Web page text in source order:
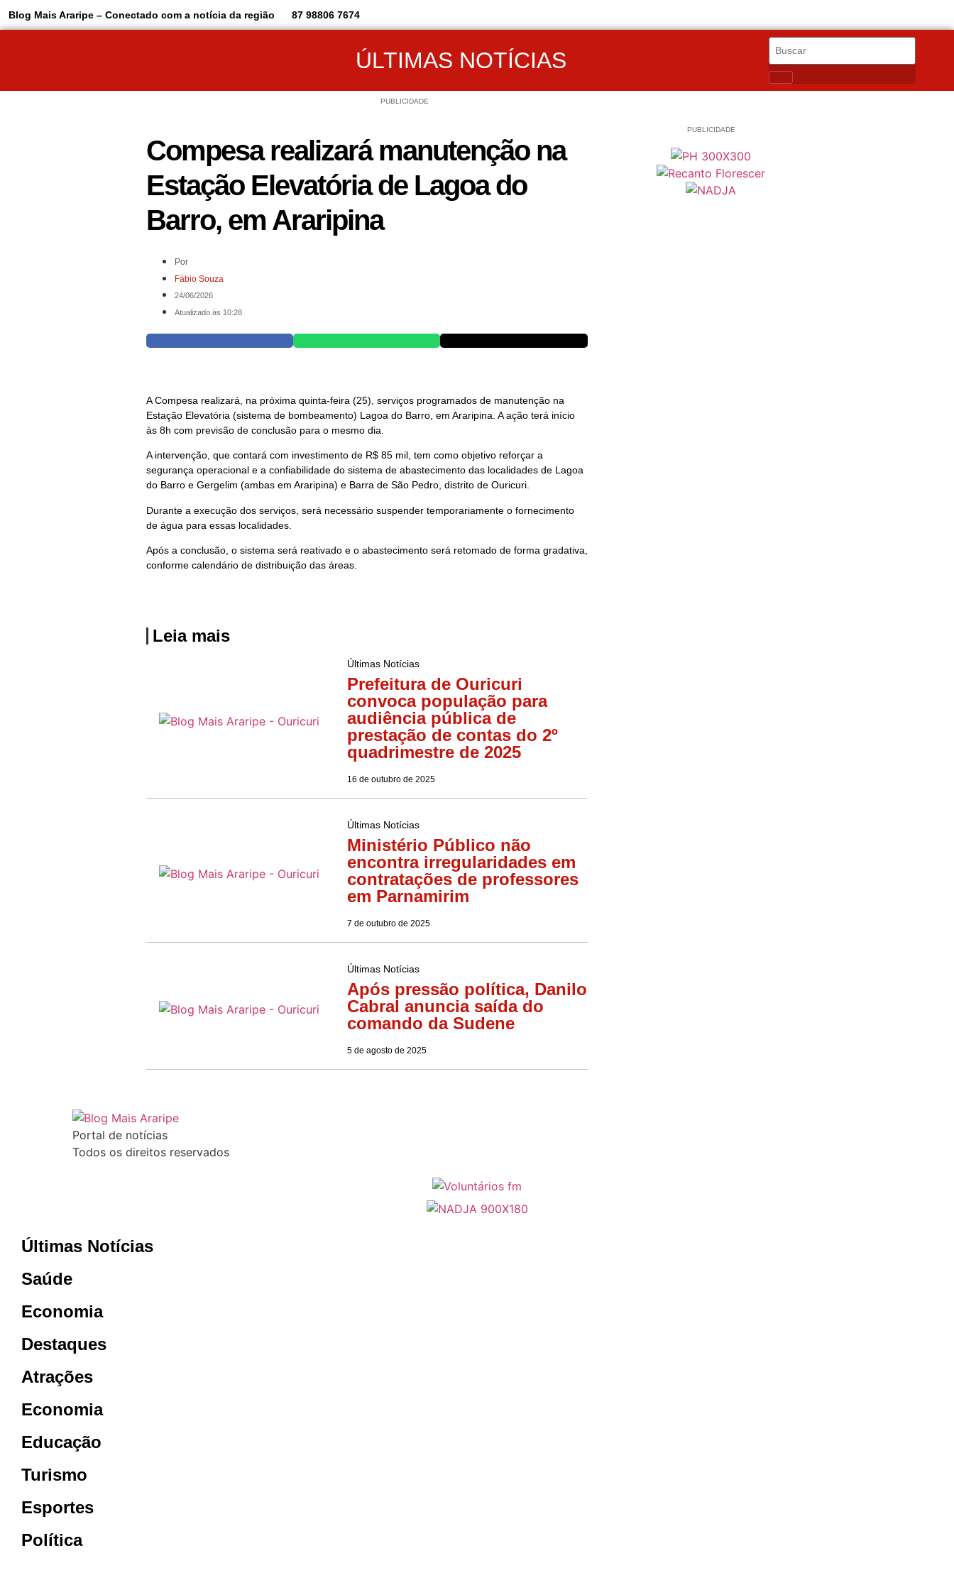
Blog Mais Araripe – Conectado com a notícia da região 87 98806 7674
ÚLTIMAS NOTÍCIAS
PUBLICIDADE
Compesa realizará manutenção na
Estação Elevatória de Lagoa do
Barro, em Araripina
Por
Fábio Souza
24/06/2026
Atualizado às 10:28
A Compesa realizará, na próxima quinta-feira (25), serviços programados de manutenção na
Estação Elevatória (sistema de bombeamento) Lagoa do Barro, em Araripina. A ação terá início
às 8h com previsão de conclusão para o mesmo dia.
A intervenção, que contará com investimento de R$ 85 mil, tem como objetivo reforçar a
segurança operacional e a confiabilidade do sistema de abastecimento das localidades de Lagoa
do Barro e Gergelim (ambas em Araripina) e Barra de São Pedro, distrito de Ouricuri.
Durante a execução dos serviços, será necessário suspender temporariamente o fornecimento
de água para essas localidades.
Após a conclusão, o sistema será reativado e o abastecimento será retomado de forma gradativa,
conforme calendário de distribuição das áreas.
Leia mais
Últimas Notícias
Prefeitura de Ouricuri
convoca população para
audiência pública de
prestação de contas do 2º
quadrimestre de 2025
16 de outubro de 2025
Últimas Notícias
Ministério Público não
encontra irregularidades em
contratações de professores
em Parnamirim
7 de outubro de 2025
Últimas Notícias
Após pressão política, Danilo
Cabral anuncia saída do
comando da Sudene
5 de agosto de 2025
PUBLICIDADE
Portal de notícias
Todos os direitos reservados
Últimas Notícias
Saúde
Economia
Destaques
Atrações
Economia
Educação
Turismo
Esportes
Política